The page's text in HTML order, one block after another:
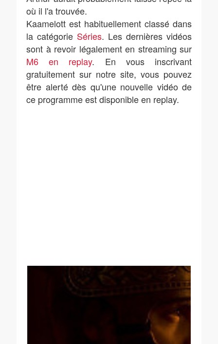
où il l'a trouvée.
Kaamelott est habituellement classé dans
la catégorie Séries. Les dernières vidéos
sont à revoir légalement en streaming sur
M6 en replay. En vous inscrivant
gratuitement sur notre site, vous pouvez
être alerté dès qu'une nouvelle vidéo de
ce programme est disponible en replay.